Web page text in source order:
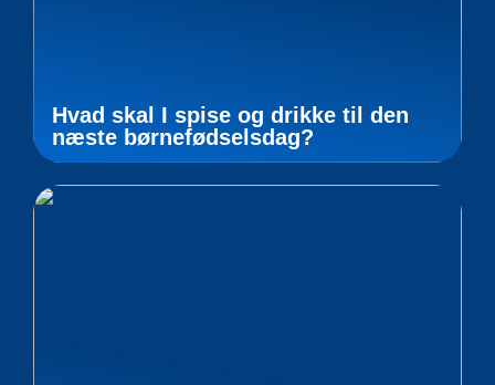
Hvad skal I spise og drikke til den
næste børnefødselsdag?